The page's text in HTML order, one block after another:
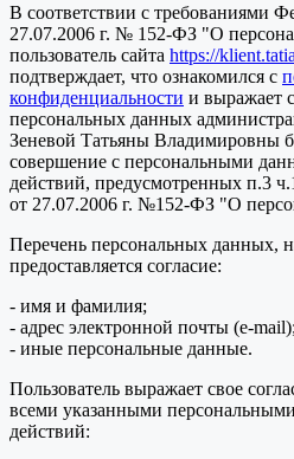
В соответствии с требованиями
27.07.2006 г. № 152-ФЗ "О
пользователь сайта https://
подтверждает, что ознакомился с
конфиденциальности и выражает
персональных данных
Зеневой Татьяны Владимировны
совершение с персональными
действий, предусмотренных п.3
от 27.07.2006 г. №152-ФЗ "О
Перечень персональных данных,
предоставляется согласие:
- имя и фамилия;
- адрес электронной почты (e-mail);
- иные персональные данные.
Пользователь выражает свое
всеми указанными
действий: